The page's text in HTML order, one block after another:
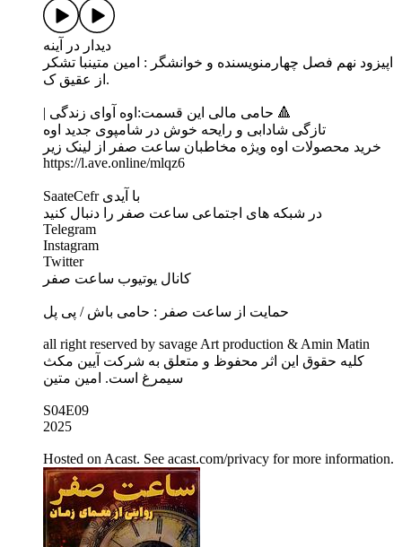
دیدار در آینه
اپیزود نهم فصل چهارمنویسنده و خوانشگر : امین متینبا تشکر
از عقیق ک.
| حامی مالی این قسمت:اوه آوای زندگی 🔺
تازگی شادابی و رایحه خوش در شامپوی جدید اوه
خرید محصولات اوه ویژه مخاطبان ساعت صفر از لینک زیر
https://l.ave.online/mlqz6
SaateCefr با آیدی
در شبکه های اجتماعی ساعت صفر را دنبال کنید
Telegram
Instagram
Twitter
کانال یوتیوب ساعت صفر
حمایت از ساعت صفر : حامی باش / پی پل
all right reserved by savage Art production & Amin Matin
کلیه حقوق این اثر محفوظ و متعلق به شرکت آیین مکث
سیمرغ است. امین متین
S04E09
2025
Hosted on Acast. See acast.com/privacy for more information.